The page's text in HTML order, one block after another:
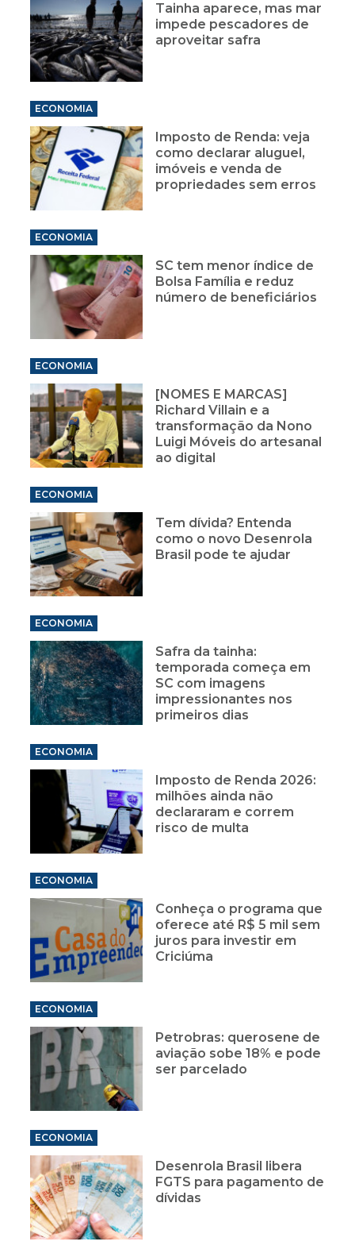
Tainha aparece, mas mar
impede pescadores de
aproveitar safra
ECONOMIA
Imposto de Renda: veja
como declarar aluguel,
imóveis e venda de
propriedades sem erros
ECONOMIA
SC tem menor índice de
Bolsa Família e reduz
número de beneficiários
ECONOMIA
[NOMES E MARCAS]
Richard Villain e a
transformação da Nono
Luigi Móveis do artesanal
ao digital
ECONOMIA
Tem dívida? Entenda
como o novo Desenrola
Brasil pode te ajudar
ECONOMIA
Safra da tainha:
temporada começa em
SC com imagens
impressionantes nos
primeiros dias
ECONOMIA
Imposto de Renda 2026:
milhões ainda não
declararam e correm
risco de multa
ECONOMIA
Conheça o programa que
oferece até R$ 5 mil sem
juros para investir em
Criciúma
ECONOMIA
Petrobras: querosene de
aviação sobe 18% e pode
ser parcelado
ECONOMIA
Desenrola Brasil libera
FGTS para pagamento de
dívidas